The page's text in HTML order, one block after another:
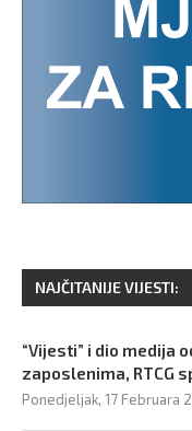
NAJČITANIJE VIJESTI:
“Vijesti” i dio medija
zaposlenima, RTCG
Ponedjeljak, 17 Februara